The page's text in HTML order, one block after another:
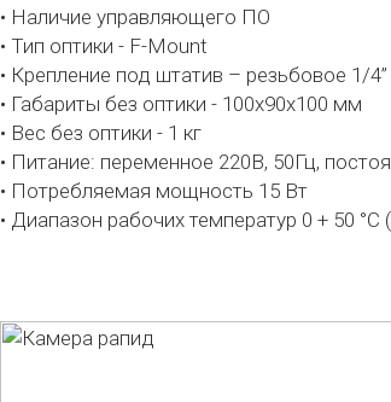
• Наличие управляющего ПО
• Тип оптики - F-Mount
• Крепление под штатив – резьбовое 1/4”
• Габариты без оптики - 100х90х100 мм
• Вес без оптики - 1 кг
• Питание: переменное 220В, 50Гц,
• Потребляемая мощность 15 Вт
• Диапазон рабочих температур 0 + 50 °С